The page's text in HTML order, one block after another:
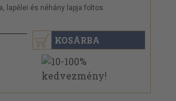
lapélei és néhány lapja foltos.
KOSÁRBA